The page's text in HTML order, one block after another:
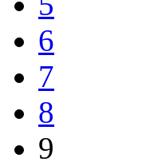
6
7
8
9